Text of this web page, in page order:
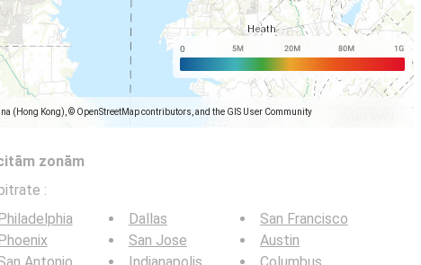
(Hong Kong), © OpenStreetMap contributors, and the GIS User Community
zonām
:
Dallas
San Jose
San Francisco
Austin